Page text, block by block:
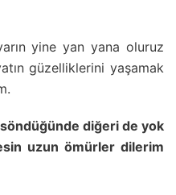
yine yan yana oluruz
güzelliklerini yaşamak
diğeri de yok
uzun ömürler dilerim